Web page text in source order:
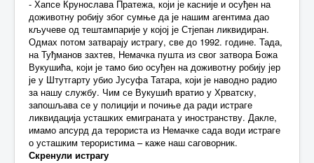
- Хапсе Крунослава Пратежа, који је касније и осуђен на
доживотну робију због сумње да је нашим агентима дао
кључеве од тештампарије у којој је Стјепан ликвидиран.
Одмах потом затварају истрагу, све до 1992. године. Тада,
на Туђманов захтев, Немачка пушта из свог затвора Божа
Вукушића, који је тамо био осуђен на доживотну робију јер
је у Штутгарту убио Јусуфа Татара, који је наводно радио
за нашу службу. Чим се Вукушић вратио у Хрватску,
запошљава се у полицији и почиње да ради истраге
ликвидација усташких емиграната у иностранству. Дакле,
имамо апсурд да терориста из Немачке сада води истраге
о усташким терористима – каже наш саговорник.
Скренули истрагу